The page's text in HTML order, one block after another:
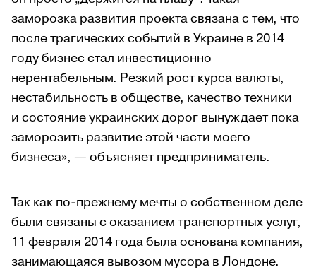
заморозка развития проекта связана с тем, что
после трагических событий в Украине в 2014
году бизнес стал инвестиционно
нерентабельным. Резкий рост курса валюты,
нестабильность в обществе, качество техники
и состояние украинских дорог вынуждает пока
заморозить развитие этой части моего
бизнеса», — объясняет предприниматель.
Так как по-прежнему мечты о собственном деле
были связаны с оказанием транспортных услуг,
11 февраля 2014 года была основана компания,
занимающаяся вывозом мусора в Лондоне.